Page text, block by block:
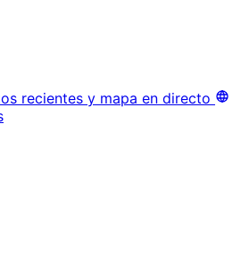
recientes y mapa en directo